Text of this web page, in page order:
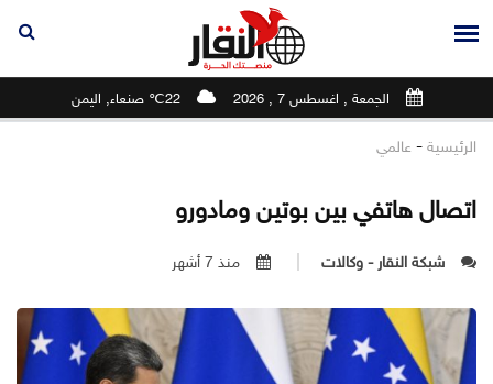
الجمعة , اغسطس 7 , 2026 22℃ صنعاء, اليمن
الرئيسية - عالمي
اتصال هاتفي بين بوتين ومادورو
شبكة النقار - وكالات منذ 7 أشهر